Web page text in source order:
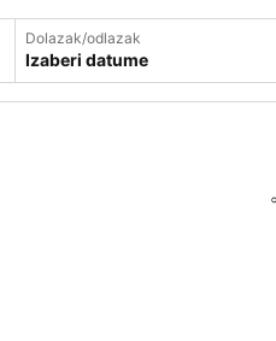
Dolazak/odlazak
Izaberi datume